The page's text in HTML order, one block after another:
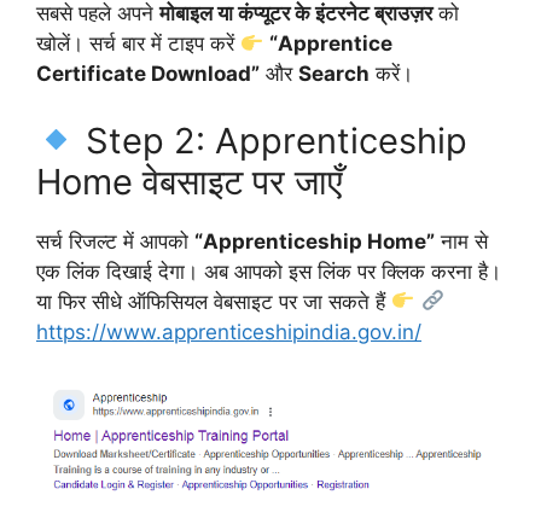
सबसे पहले अपनेमोबाइल या कंप्यूटर के इंटरनेट ब्राउज़रको
खोलें। सर्च बार में टाइप करें
“Apprentice
Certificate Download” और Search करें।
Step 2: Apprenticeship
Home वेबसाइट पर जाएँ
सर्च रिजल्ट में आपको “Apprenticeship Home” नाम से
एक लिंक दिखाई देगा। अब आपको इस लिंक पर क्लिक करना है।
या फिर सीधे ऑफिसियल वेबसाइट पर जा सकते हैं
https://www.apprenticeshipindia.gov.in/